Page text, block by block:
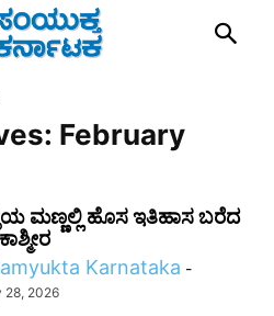
February
ಮಣ್ಣಲ್ಲಿ ಹೊಸ ಇತಿಹಾಸ ಬರೆದ
Karnataka -
28, 2026